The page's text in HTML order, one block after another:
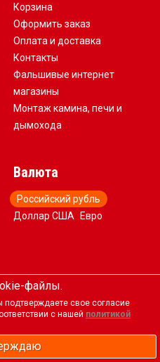
Корзина
Оформить заказ
Оплата и доставка
Контакты
Фальшивые интернет
магазины
Монтаж камина, печи и
дымохода
Валюта
Российский рубль
Доллар США
Евро
файлы.
подтверждаете свое согласие
с нашей политикой